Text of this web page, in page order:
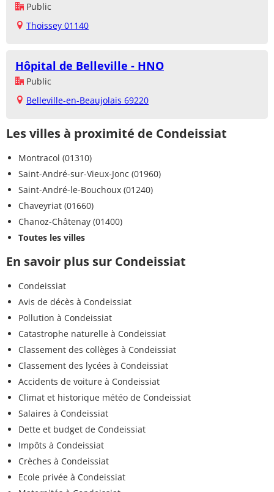
Public
Thoissey 01140
Hôpital de Belleville - HNO
Public
Belleville-en-Beaujolais 69220
Les villes à proximité de Condeissiat
Montracol (01310)
Saint-André-sur-Vieux-Jonc (01960)
Saint-André-le-Bouchoux (01240)
Chaveyriat (01660)
Chanoz-Châtenay (01400)
Toutes les villes
En savoir plus sur Condeissiat
Condeissiat
Avis de décès à Condeissiat
Pollution à Condeissiat
Catastrophe naturelle à Condeissiat
Classement des collèges à Condeissiat
Classement des lycées à Condeissiat
Accidents de voiture à Condeissiat
Climat et historique météo de Condeissiat
Salaires à Condeissiat
Dette et budget de Condeissiat
Impôts à Condeissiat
Crèches à Condeissiat
Ecole privée à Condeissiat